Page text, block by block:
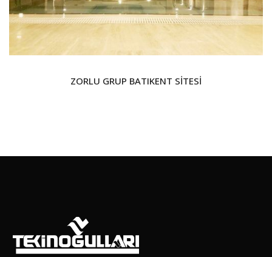
ZORLU GRUP BATIKENT SİTESİ